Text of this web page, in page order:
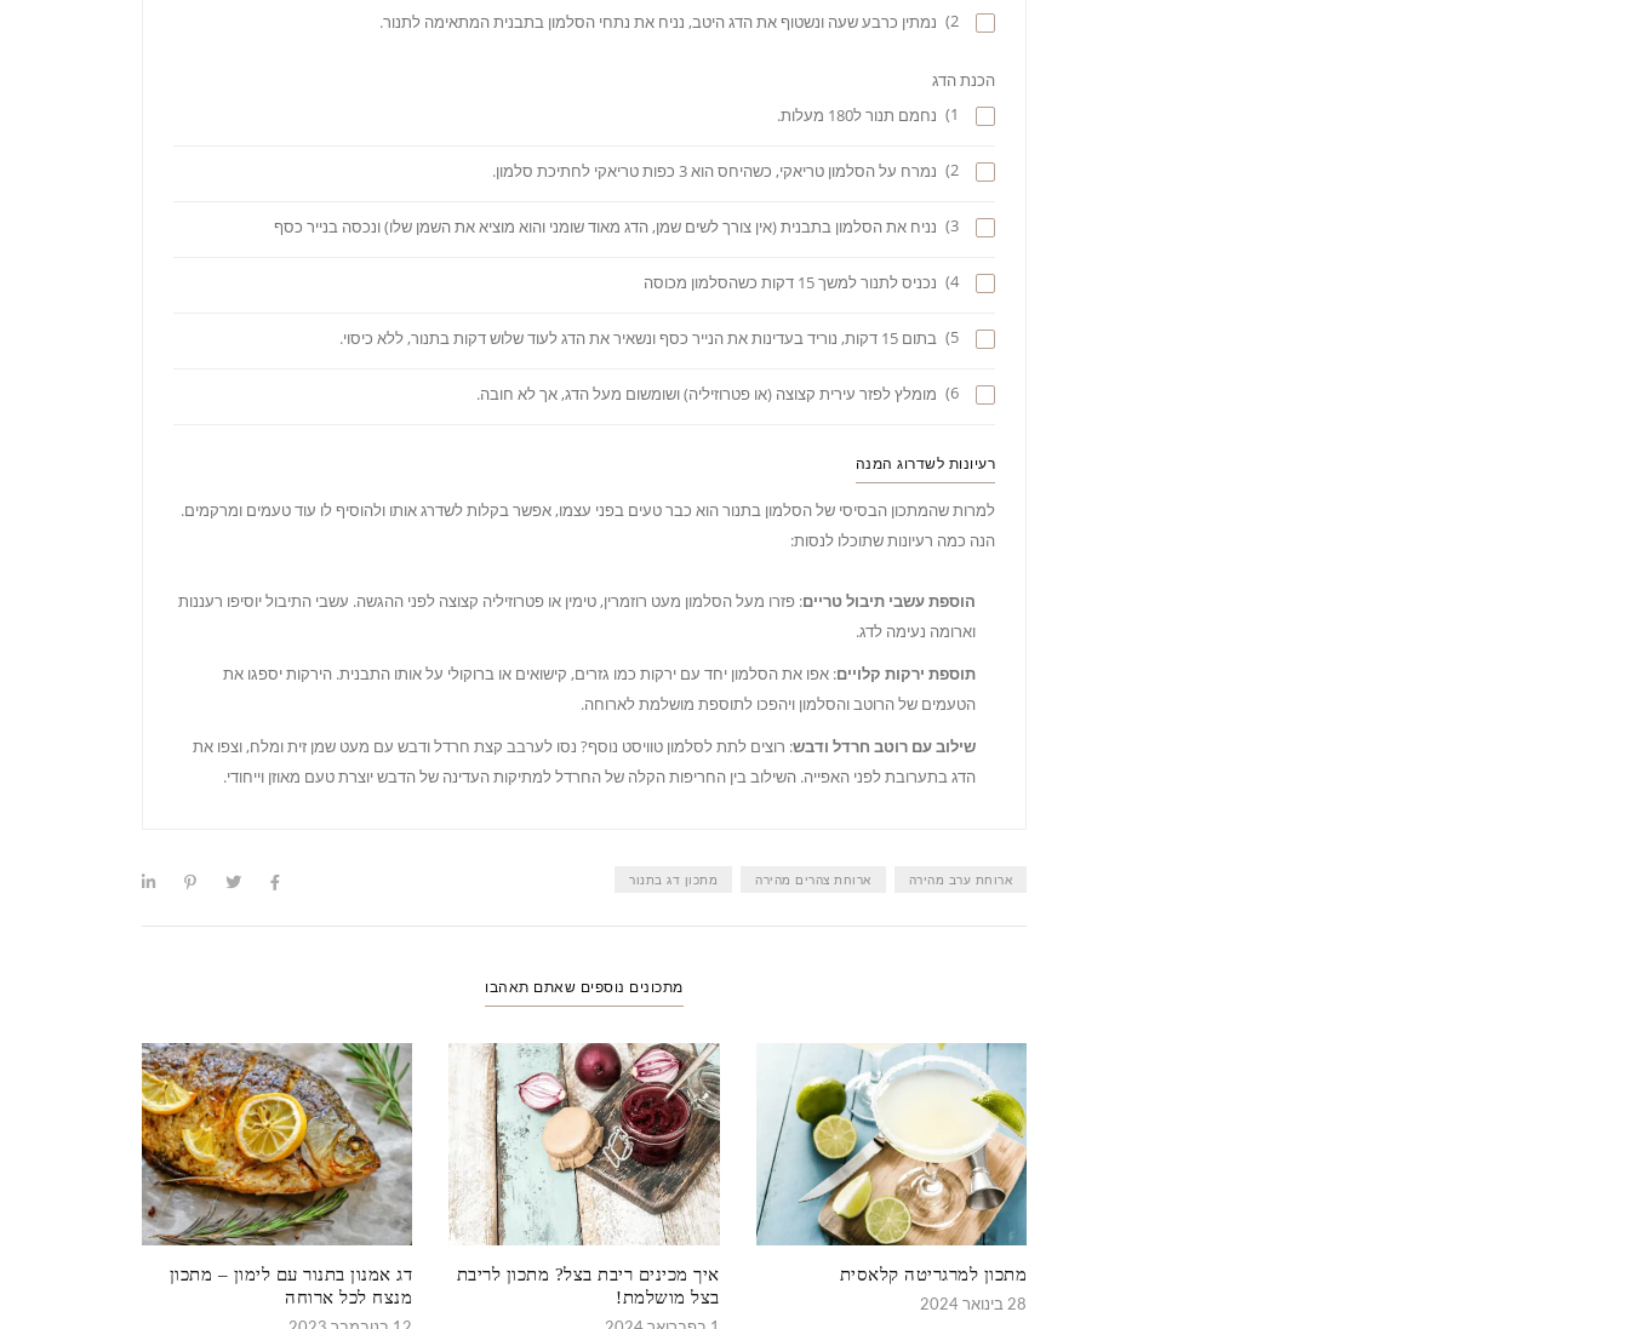
2) נמתין כרבע שעה ונשטוף את הדג היטב, נניח את נתחי הסלמון בתבנית המתאימה לתנור.
הכנת הדג
1)
נחמם תנור ל180 מעלות.
2) נמרח על הסלמון טריאקי, כשהיחס הוא 3 כפות טריאקי לחתיכת סלמון.
3) נניח את הסלמון בתבנית (אין צורך לשים שמן, הדג מאוד שומני והוא מוציא את השמן שלו) ונכסה בנייר כסף
4) נכניס לתנור למשך 15 דקות כשהסלמון מכוסה
5) בתום 15 דקות, נוריד בעדינות את הנייר כסף ונשאיר את הדג לעוד שלוש דקות בתנור, ללא כיסוי.
6) מומלץ לפזר עירית קצוצה (או פטרוזיליה) ושומשום מעל הדג, אך לא חובה.
רעיונות לשדרוג המנה
למרות שהמתכון הבסיסי של הסלמון בתנור הוא כבר טעים בפני עצמו, אפשר בקלות לשדרג אותו ולהוסיף לו עוד טעמים ומרקמים.
הנה כמה רעיונות שתוכלו לנסות:
הוספת עשבי תיבול טריים: פזרו מעל הסלמון מעט רוזמרין, טימין או פטרוזיליה קצוצה לפני ההגשה. עשבי התיבול יוסיפו רעננות
וארומה נעימה לדג.
תוספת ירקות קלויים: אפו את הסלמון יחד עם ירקות כמו גזרים, קישואים או ברוקולי על אותו התבנית. הירקות יספגו את
הטעמים של הרוטב והסלמון ויהפכו לתוספת מושלמת לארוחה.
שילוב עם רוטב חרדל ודבש: רוצים לתת לסלמון טוויסט נוסף? נסו לערבב קצת חרדל ודבש עם מעט שמן זית ומלח, וצפו את
הדג בתערובת לפני האפייה. השילוב בין החריפות הקלה של החרדל למתיקות העדינה של הדבש יוצרת טעם מאוזן וייחודי.
ארוחת ערב מהירה ארוחת צהרים מהירה מתכון דג בתנור
מתכונים נוספים שאתם תאהבו
מתכון למרגריטה קלאסית
28 בינואר 2024
איך מכינים ריבת בצל? מתכון לריבת
בצל מושלמת!
דג אמנון בתנור עם לימון – מתכון
מנצח לכל ארוחה